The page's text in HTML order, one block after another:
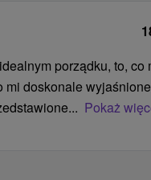
porządku, to, co
mi doskonale
Pokaż